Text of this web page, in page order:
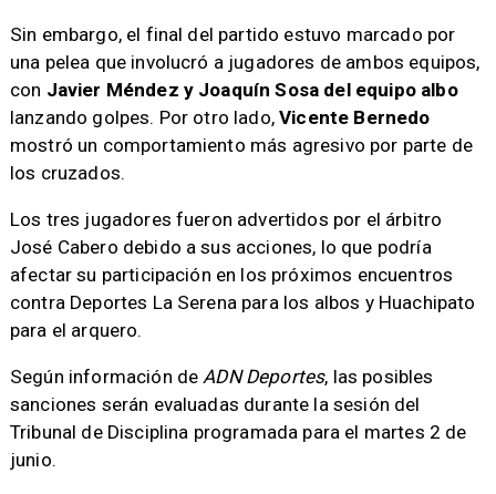
Sin embargo, el final del partido estuvo marcado por
una pelea que involucró a jugadores de ambos equipos,
con Javier Méndez y Joaquín Sosa del equipo albo
lanzando golpes. Por otro lado,Vicente Bernedo
mostró un comportamiento más agresivo por parte de
los cruzados.
Los tres jugadores fueron advertidos por el árbitro
José Cabero debido a sus acciones, lo que podría
afectar su participación en los próximos encuentros
contra Deportes La Serena para los albos y Huachipato
para el arquero.
Según información deADN Deportes, las posibles
sanciones serán evaluadas durante la sesión del
Tribunal de Disciplina programada para el martes 2 de
junio.